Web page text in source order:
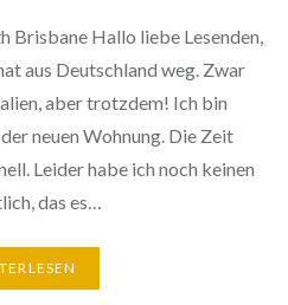
Brisbane Hallo liebe Lesenden,
aus Deutschland weg. Zwar
aber trotzdem! Ich bin
neuen Wohnung. Die Zeit
Leider habe ich noch keinen
das es…